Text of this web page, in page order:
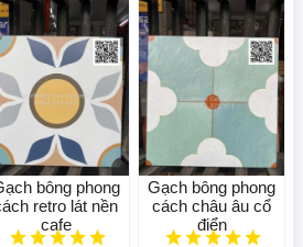
bông phong
retro lát nền
cafe
Gạch bông phong
cách châu âu cổ
điển